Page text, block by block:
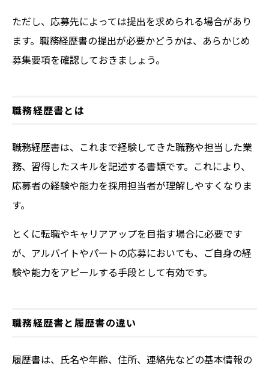
ただし、応募先によっては提出を求められる場合があり
ます。職務経歴書の提出が必要かどうかは、あらかじめ
募集要項を確認しておきましょう。
職務経歴書とは
職務経歴書は、これまで経験してきた職務や担当した業
務、習得したスキルを記述する書類です。これにより、
応募者の経験や能力を採用担当者が理解しやすくなりま
す。
とくに転職やキャリアアップを目指す場合に必要です
が、アルバイトやパートの応募においても、ご自身の経
験や能力をアピールする手段として有効です。
職務経歴書と履歴書の違い
履歴書は、氏名や年齢、住所、連絡先などの基本情報の